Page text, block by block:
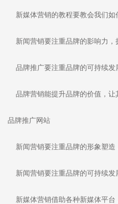
新媒体营销的教程要教会我们如
新闻营销要注重品牌的影响力，
品牌推广要注重品牌的可持续发
品牌营销能提升品牌的价值，让
品牌推广网站
新闻营销要注重品牌的形象塑造
新闻营销要注重品牌的可持续发
新媒体营销借助各种新媒体平台